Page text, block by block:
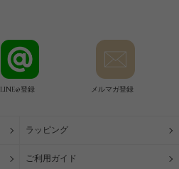
LINE@登録 メルマガ登録
ラッピング
ご利用ガイド